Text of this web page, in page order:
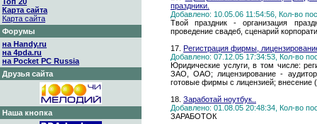
Карта сайта
Карта сайта
Форумы
на Handy.ru
на 4pda.ru
на Pocket PC Russia
Друзья сайта
Наша кнопка
праздники.
Добавлено: 10.05.06 11:54:56, Кол-во
Твой праздник - организация
проведение свадеб, сценарий
17. Регистрация фирмы,
Добавлено: 07.12.05 17:34:53, Кол-во
Юридические услуги, в том числе:
ЗАО, ОАО; лицензирование -
готовые фирмы с лицензией; внесение
18. Заработай ноутбук..
Добавлено: 01.08.05 20:48:34, Кол-во
ЗАРАБОТОК